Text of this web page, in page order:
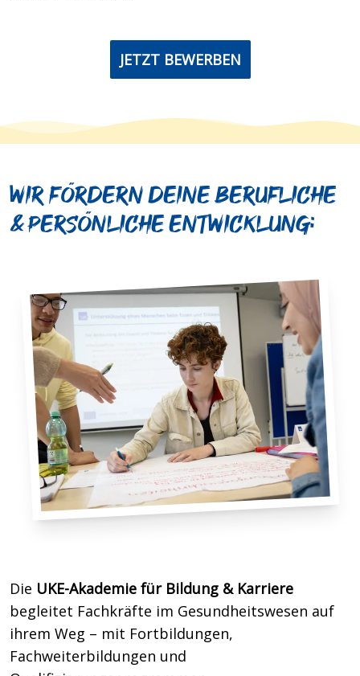
JETZT BEWERBEN
Wir fördern deine berufliche
& persönliche Entwicklung:
Die UKE-Akademie für Bildung & Karriere
begleitet Fachkräfte im Gesundheitswesen auf
ihrem Weg – mit Fortbildungen,
Fachweiterbildungen und